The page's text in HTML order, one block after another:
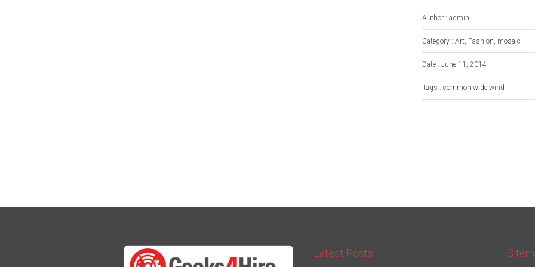
Author : admin
Category : Art, Fashion, mosaic
Date : June 11, 2014
Tags : common wide wind
Latest Posts